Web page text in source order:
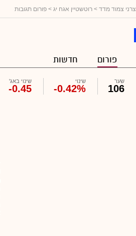
צמוד מדד > רוטשטיין אגח יג > פורום תגובות
פורום חדשות
שער
106
שינוי
-0.42%
שינוי באג'
-0.45